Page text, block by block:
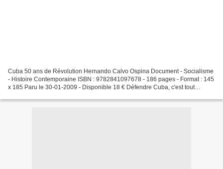
Cuba 50 ans de Révolution Hernando Calvo Ospina Document - Socialisme
- Histoire Contemporaine ISBN : 9782841097678 - 186 pages - Format : 145
x 185 Paru le 30-01-2009 - Disponible 18 € Défendre Cuba, c'est tout